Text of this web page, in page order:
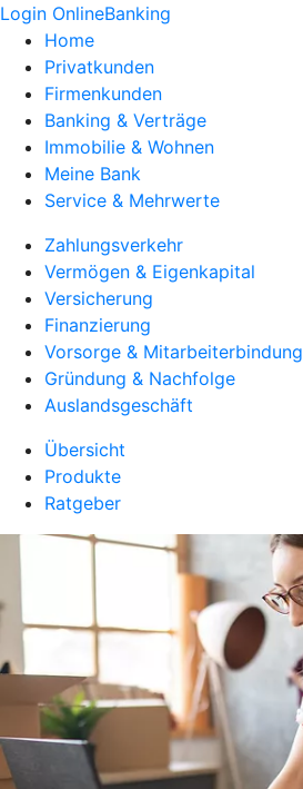
Login OnlineBanking
Home
Privatkunden
Firmenkunden
Banking & Verträge
Immobilie & Wohnen
Meine Bank
Service & Mehrwerte
Zahlungsverkehr
Vermögen & Eigenkapital
Versicherung
Finanzierung
Vorsorge & Mitarbeiterbindung
Gründung & Nachfolge
Auslandsgeschäft
Übersicht
Produkte
Ratgeber